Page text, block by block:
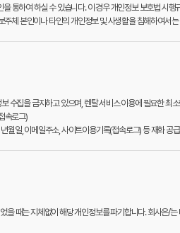
통하여 하실 수 있습니다. 이 경우 개인정보 보호법 시
체 본인이나 타인의 개인정보 및 사생활을 침해하여서는
수집을 금지하고 있으며, 렌탈 서비스 이용에 필요한
속로그)
월일, 이메일주소, 사이트이용기록(접속로그) 등 재화 공
때는 지체없이 해당 개인정보를 파기합니다. 회사은/